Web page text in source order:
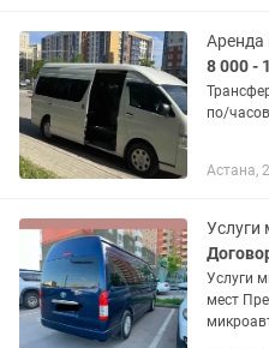
8 000 -
по/
Астана,
Услуги
мест Предлагаем услуги комфортного